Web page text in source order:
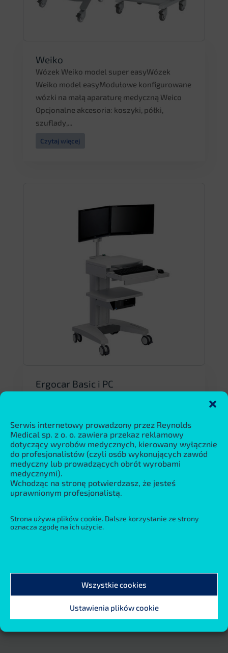
Serwis internetowy prowadzony przez Reynolds
Medical sp. z o. o. zawiera przekaz reklamowy
dotyczący wyrobów medycznych, kierowany wyłącznie
do profesjonalistów (czyli osób wykonujących zawód
medyczny lub prowadzących obrót wyrobami
medycznymi).
Wchodząc na stronę potwierdzasz, że jesteś
uprawnionym profesjonalistą.
Strona używa plików cookie. Dalsze korzystanie ze strony
oznacza zgodę na ich użycie.
Wszystkie cookies
Ustawienia plików cookie
Weiko
Wózek Weiko model super easyWózek
Weiko model easyModułowe konfigurowane
wózki na małą aparaturę medyczną Weico
Opcjonalne akcesoria: koszyki, półki,
szuflady,...
Czytaj więcej
Ergocar Basic i PC
solidna konstrukcja oparta na masywnej
podstawie jezdnej Wersje niskie oraz
wysokie przystosowane...
Czytaj więcej